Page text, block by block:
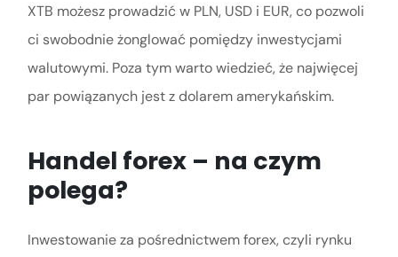
XTB możesz prowadzić w PLN, USD i EUR, co pozwoli
ci swobodnie żonglować pomiędzy inwestycjami
walutowymi. Poza tym warto wiedzieć, że najwięcej
par powiązanych jest z dolarem amerykańskim.
Handel forex – na czym
polega?
Inwestowanie za pośrednictwem forex, czyli rynku